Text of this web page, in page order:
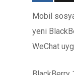
Mobil
yeni
WeChat